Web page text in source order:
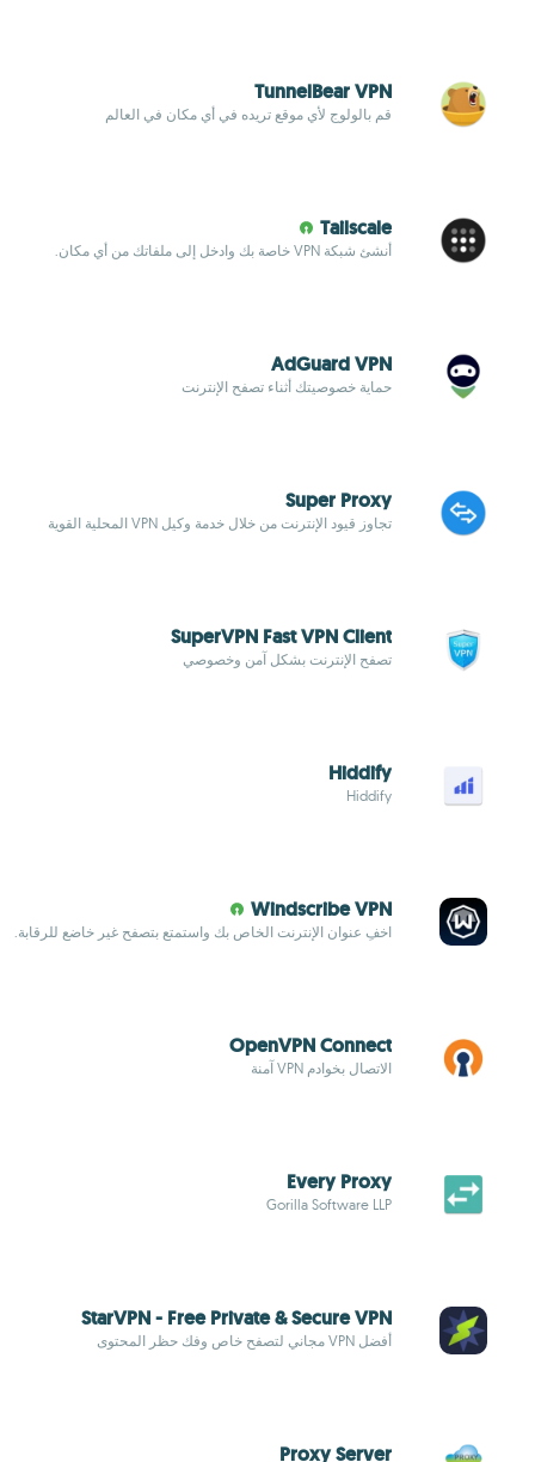
TunnelBear VPN
قم بالولوج لأي موقع تريده في أي مكان في العالم
Tailscale
أنشئ شبكة VPN خاصة بك وادخل إلى ملفاتك من أي مكان.
AdGuard VPN
حماية خصوصيتك أثناء تصفح الإنترنت
Super Proxy
تجاوز قيود الإنترنت من خلال خدمة وكيل VPN المحلية القوية
SuperVPN Fast VPN Client
تصفح الإنترنت بشكل آمن وخصوصي
Hiddify
Hiddify
Windscribe VPN
اخفِ عنوان الإنترنت الخاص بك واستمتع بتصفح غير خاضع للرقابة.
OpenVPN Connect
الاتصال بخوادم VPN آمنة
Every Proxy
Gorilla Software LLP
StarVPN - Free Private & Secure VPN
أفضل VPN مجاني لتصفح خاص وفك حظر المحتوى
Proxy Server